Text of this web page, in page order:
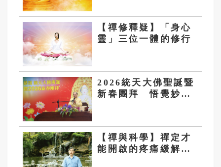
【禪修釋疑】「身心
靈」三位一體的修行
2026統天大佛聖誕暨
新春團拜 悟覺妙天
【禪與科學】禪定才
能開啟的疼痛緩解機